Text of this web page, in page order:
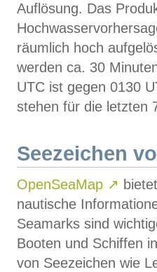
Auflösung. Das
räumlich hoch
werden ca. 30
UTC ist gegen 0130
stehen für die letzten
Seezeichen
OpenSeaMap ↗
nautische
Seamarks sind
Booten und Schiffen
von Seezeichen wie